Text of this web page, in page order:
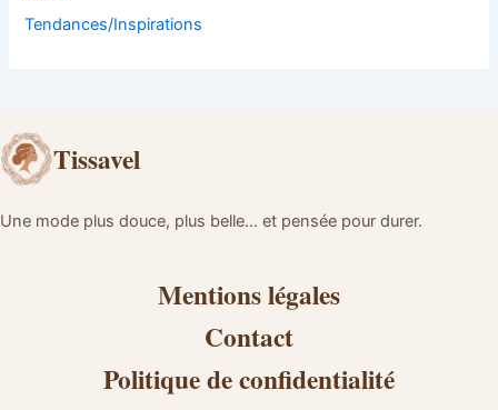
Tendances/Inspirations
Tissavel
Une mode plus douce, plus belle… et pensée pour durer.
Mentions légales
Contact
Politique de confidentialité